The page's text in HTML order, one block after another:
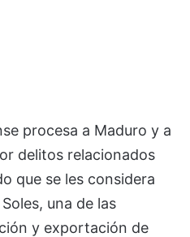
procesa a Maduro y a
delitos relacionados
que se les considera
una de las
y exportación de